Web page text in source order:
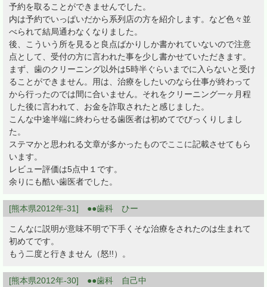
予約を取ることができませんでした。
内は予約でいっぱいだから系列店の方を紹介します。など色々並
べられて結局通わなくなりました。
後、こういう所を見ると良点ばかりしか書かれていないので注意
点として、受付の方に言われた事を少し書かせていただきます。
まず、歯のクリーニング以外は5時半ぐらいまでに入らないと受け
ることができません。用は、治療をしたいのなら仕事が終わって
から行ったのでは間に合いません。それをクリーニング一ヶ月程
した後に言われて、お金を詐取されたと感じました。
こんな中途半端に終わらせる歯医者は初めてでびっくりしまし
た。
ステマかと思われる文章が多かったものでここに記載させてもら
います。
レビュー評価は5点中１です。
余りにも酷い歯医者でした。
[熊本県2012年-31] ●●歯科 ひー
こんなに説明が意味不明で下手くそな治療をされたのは生まれて
初めてです。
もう二度と行きません（怒!!）。
[熊本県2012年-30] ●●歯科 自己中